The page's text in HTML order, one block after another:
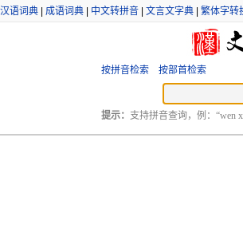
汉语词典 成语词典 中文转拼音 文言文字典 繁体字转
按拼音检索 按部首检索
提示： 支持拼音查询，例：“wen